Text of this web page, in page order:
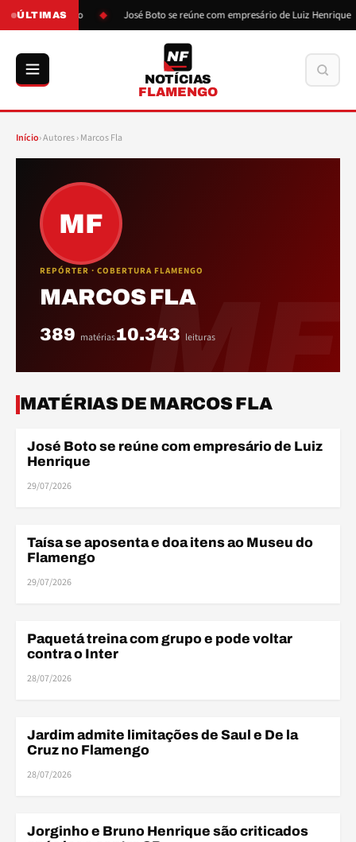
ÚLTIMAS
de Boto José Boto se reúne com empresário de Luiz Henrique
NF
NOTÍCIAS
FLAMENGO
Início› Autores › Marcos Fla
MF
MF
REPÓRTER · COBERTURA FLAMENGO
MARCOS FLA
389 matérias10.343 leituras
MATÉRIAS DE MARCOS FLAELE
ELENCO
José Boto se reúne com empresário de Luiz
Henrique
29/07/2026
ELENCO
Taísa se aposenta e doa itens ao Museu do
Flamengo
29/07/2026
ELENCO
Paquetá treina com grupo e pode voltar
contra o Inter
28/07/2026
ELENCO
Jardim admite limitações de Saul e De la
Cruz no Flamengo
28/07/2026
BRASILEIRÃO
Jorginho e Bruno Henrique são criticados